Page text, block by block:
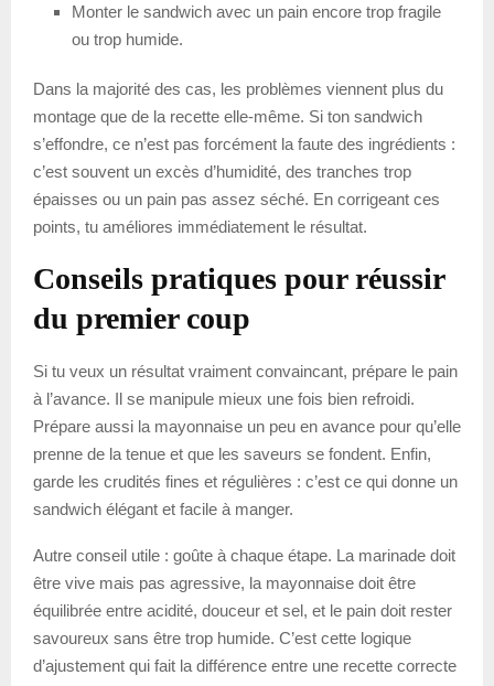
Monter le sandwich avec un pain encore trop fragile
ou trop humide.
Dans la majorité des cas, les problèmes viennent plus du
montage que de la recette elle-même. Si ton sandwich
s’effondre, ce n’est pas forcément la faute des ingrédients :
c’est souvent un excès d’humidité, des tranches trop
épaisses ou un pain pas assez séché. En corrigeant ces
points, tu améliores immédiatement le résultat.
Conseils pratiques pour réussir
du premier coup
Si tu veux un résultat vraiment convaincant, prépare le pain
à l’avance. Il se manipule mieux une fois bien refroidi.
Prépare aussi la mayonnaise un peu en avance pour qu’elle
prenne de la tenue et que les saveurs se fondent. Enfin,
garde les crudités fines et régulières : c’est ce qui donne un
sandwich élégant et facile à manger.
Autre conseil utile : goûte à chaque étape. La marinade doit
être vive mais pas agressive, la mayonnaise doit être
équilibrée entre acidité, douceur et sel, et le pain doit rester
savoureux sans être trop humide. C’est cette logique
d’ajustement qui fait la différence entre une recette correcte